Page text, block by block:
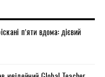
п’яти вдома: дієвий